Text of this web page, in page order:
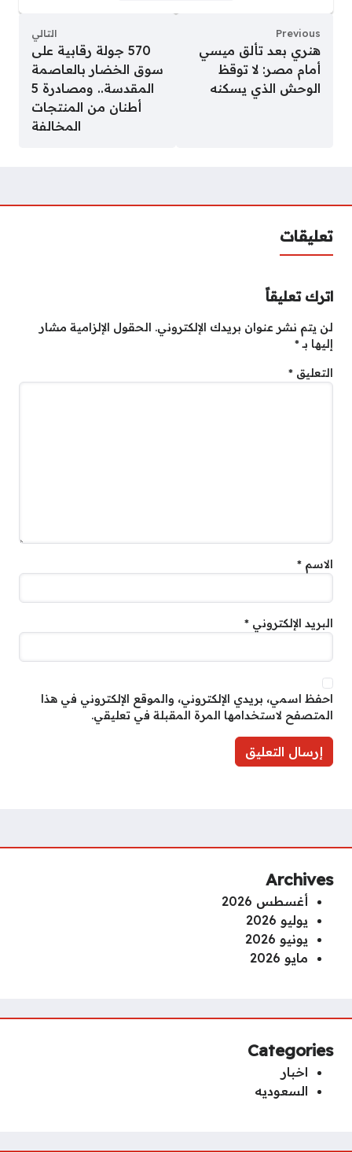
Previous
هنري بعد تألق ميسي
أمام مصر: لا توقظ
الوحش الذي يسكنه
التالي
570 جولة رقابية على
سوق الخضار بالعاصمة
المقدسة.. ومصادرة 5
أطنان من المنتجات
المخالفة
تعليقات
اترك تعليقاً
لن يتم نشر عنوان بريدك الإلكتروني. الحقول الإلزامية مشار
إليها بـ*
التعليق *
الاسم *
البريد الإلكتروني *
احفظ اسمي، بريدي الإلكتروني، والموقع الإلكتروني في هذا
المتصفح لاستخدامها المرة المقبلة في تعليقي.
Archives
أغسطس 2026
يوليو 2026
يونيو 2026
مايو 2026
Categories
اخبار
السعوديه